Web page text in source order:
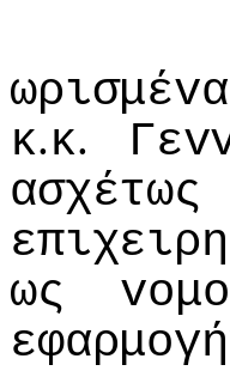
ωρισμέvα
κ.κ.
ασχέτως
ως